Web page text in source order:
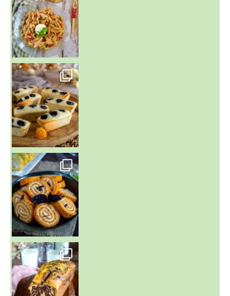
~ FINANCIERS MYRTILLES ET CITRON ~
Aujourd'hu